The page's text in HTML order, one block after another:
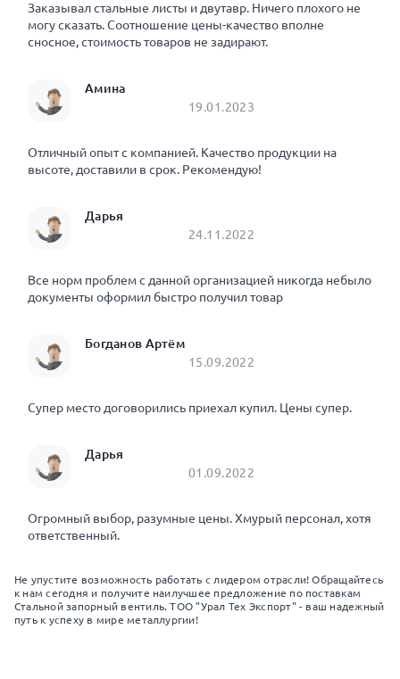
Заказывал стальные листы и двутавр. Ничего плохого не
могу сказать. Соотношение цены-качество вполне
сносное, стоимость товаров не задирают.
Амина
19.01.2023
Отличный опыт с компанией. Качество продукции на
высоте, доставили в срок. Рекомендую!
Дарья
24.11.2022
Все норм проблем с данной организацией никогда небыло
документы оформил быстро получил товар
Богданов Артём
15.09.2022
Супер место договорились приехал купил. Цены супер.
Дарья
01.09.2022
Огромный выбор, разумные цены. Хмурый персонал, хотя
ответственный.
Не упустите возможность работать с лидером отрасли! Обращайтесь
к нам сегодня и получите наилучшее предложение по поставкам
Стальной запорный вентиль. ТОО "Урал Тех Экспорт" - ваш надежный
путь к успеху в мире металлургии!